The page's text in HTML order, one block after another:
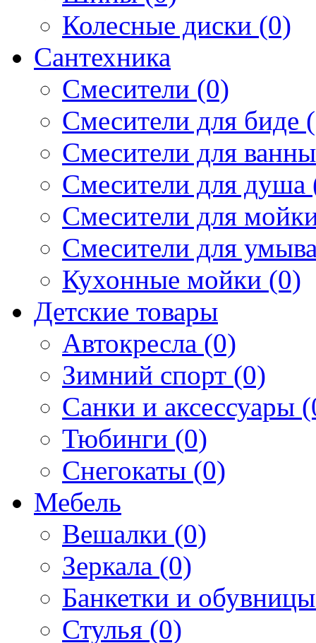
Колесные диски (0)
Сантехника
Смесители (0)
Смесители для биде
Смесители для
Смесители для душа
Смесители для
Смесители для
Кухонные мойки (0)
Детские товары
Автокресла (0)
Зимний спорт (0)
Санки и аксессуары
Тюбинги (0)
Снегокаты (0)
Мебель
Вешалки (0)
Зеркала (0)
Банкетки и
Стулья (0)